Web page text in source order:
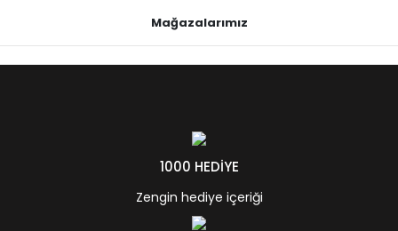
Mağazalarımız
1000 HEDİYE
Zengin hediye içeriği